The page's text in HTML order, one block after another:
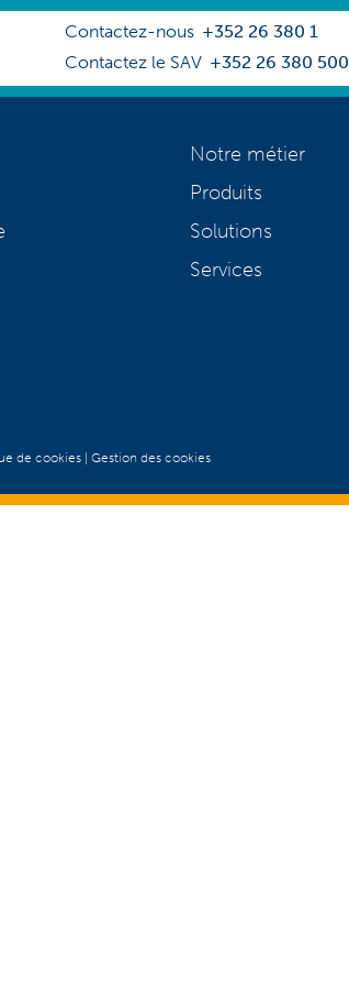
Contactez-nous +352 26 380 1
Contactez le SAV +352 26 380 500
Notre métier
Produits
Solutions
Services
de cookies | Gestion des cookies